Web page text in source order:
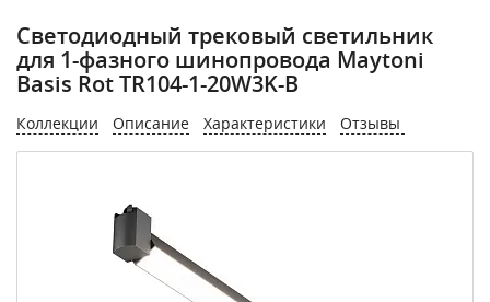
Светодиодный трековый светильник
для 1-фазного шинопровода Maytoni
Basis Rot TR104-1-20W3K-B
Коллекции Описание Характеристики Отзывы